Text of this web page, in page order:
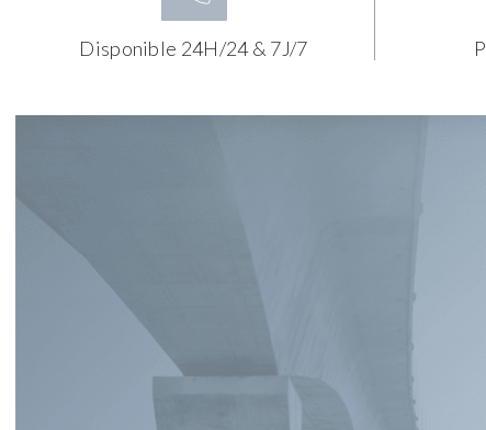
Disponible 24H/24 & 7J/7